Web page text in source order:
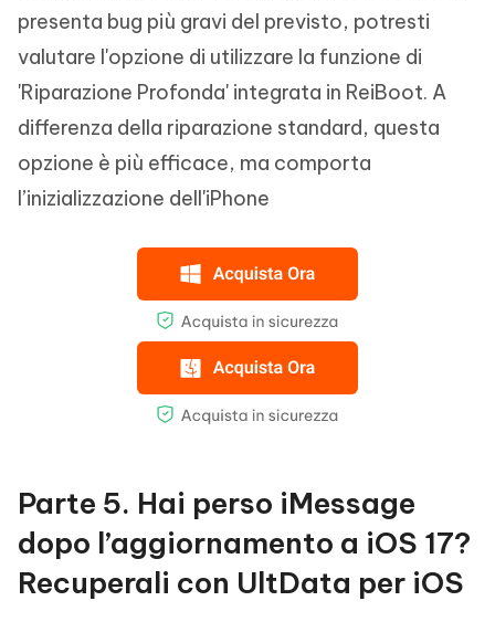
presenta bug più gravi del previsto, potresti
valutare l'opzione di utilizzare la funzione di
'Riparazione Profonda' integrata in ReiBoot. A
differenza della riparazione standard, questa
opzione è più efficace, ma comporta
l’inizializzazione dell'iPhone
Parte 5. Hai perso iMessage
dopo l’aggiornamento a iOS 17?
Recuperali con UltData per iOS